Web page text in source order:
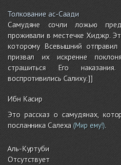
Толкование ас-Саади
Самудяне сочли ложью
проживали в местечке Хиджр.
которому Всевышний
призвал их искренне
страшиться Его
воспротивились Салиху.]]
Ибн Касир
Это рассказ о самудянах,
посланника Салеха (Мир ему!).
Аль-Куртуби
Отсутствует